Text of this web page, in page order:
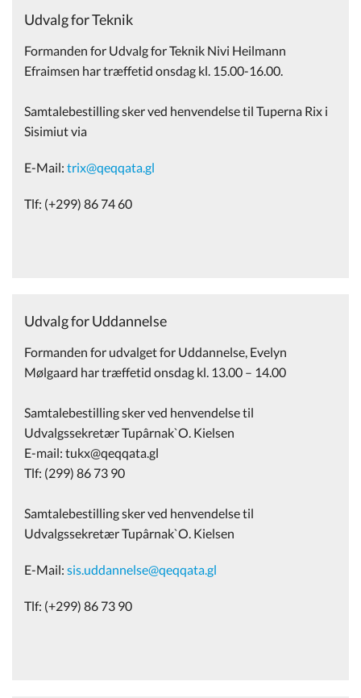
Udvalg for Teknik
Formanden for Udvalg for Teknik Nivi Heilmann
Efraimsen har træffetid onsdag kl. 15.00-16.00.
Samtalebestilling sker ved henvendelse til Tuperna Rix i
Sisimiut via
E-Mail: trix@qeqqata.gl
Tlf: (+299) 86 74 60
Udvalg for Uddannelse
Formanden for udvalget for Uddannelse, Evelyn
Mølgaard har træffetid onsdag kl. 13.00 – 14.00
Samtalebestilling sker ved henvendelse til
Udvalgssekretær Tupârnak`O. Kielsen
E-mail: tukx@qeqqata.gl
Tlf: (299) 86 73 90
Samtalebestilling sker ved henvendelse til
Udvalgssekretær Tupârnak`O. Kielsen
E-Mail: sis.uddannelse@qeqqata.gl
Tlf: (+299) 86 73 90